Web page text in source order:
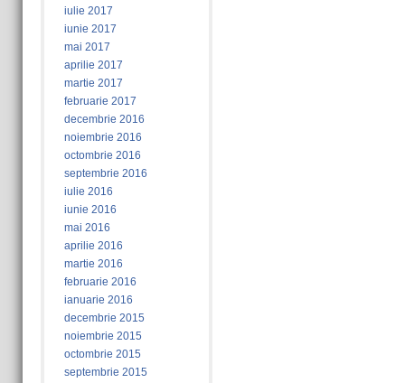
iulie 2017
iunie 2017
mai 2017
aprilie 2017
martie 2017
februarie 2017
decembrie 2016
noiembrie 2016
octombrie 2016
septembrie 2016
iulie 2016
iunie 2016
mai 2016
aprilie 2016
martie 2016
februarie 2016
ianuarie 2016
decembrie 2015
noiembrie 2015
octombrie 2015
septembrie 2015